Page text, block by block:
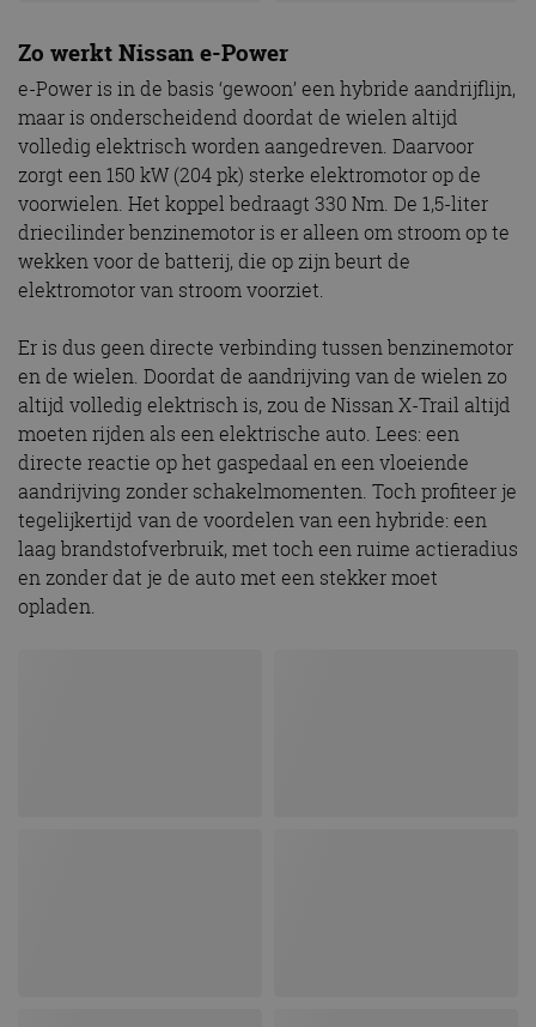
Zo werkt Nissan e-Power
e-Power is in de basis ‘gewoon’ een hybride aandrijflijn,
maar is onderscheidend doordat de wielen altijd
volledig elektrisch worden aangedreven. Daarvoor
zorgt een 150 kW (204 pk) sterke elektromotor op de
voorwielen. Het koppel bedraagt 330 Nm. De 1,5-liter
driecilinder benzinemotor is er alleen om stroom op te
wekken voor de batterij, die op zijn beurt de
elektromotor van stroom voorziet.
Er is dus geen directe verbinding tussen benzinemotor
en de wielen. Doordat de aandrijving van de wielen zo
altijd volledig elektrisch is, zou de Nissan X-Trail altijd
moeten rijden als een elektrische auto. Lees: een
directe reactie op het gaspedaal en een vloeiende
aandrijving zonder schakelmomenten. Toch profiteer je
tegelijkertijd van de voordelen van een hybride: een
laag brandstofverbruik, met toch een ruime actieradius
en zonder dat je de auto met een stekker moet
opladen.